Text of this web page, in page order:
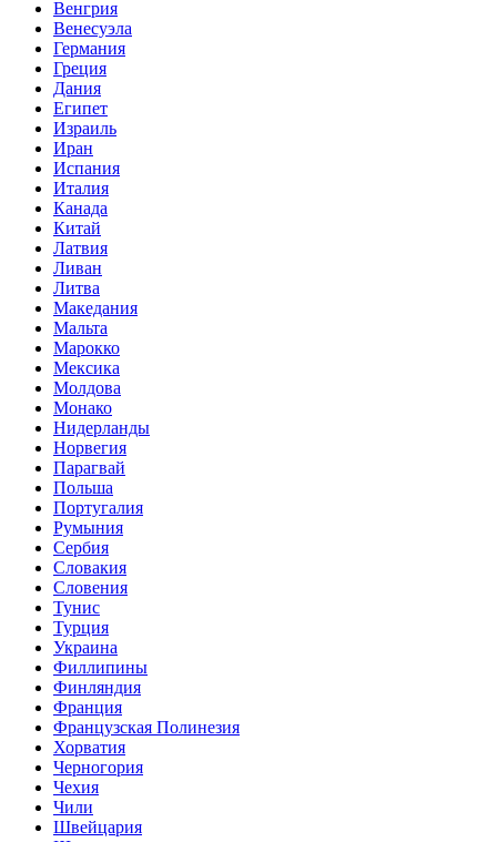
Венгрия
Венесуэла
Германия
Греция
Дания
Египет
Израиль
Иран
Испания
Италия
Канада
Китай
Латвия
Ливан
Литва
Македания
Мальта
Марокко
Мексика
Молдова
Монако
Нидерланды
Норвегия
Парагвай
Польша
Португалия
Румыния
Сербия
Словакия
Словения
Тунис
Турция
Украина
Филлипины
Финляндия
Франция
Французская Полинезия
Хорватия
Черногория
Чехия
Чили
Швейцария